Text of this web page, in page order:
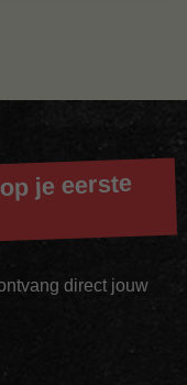
je eerste
direct jouw